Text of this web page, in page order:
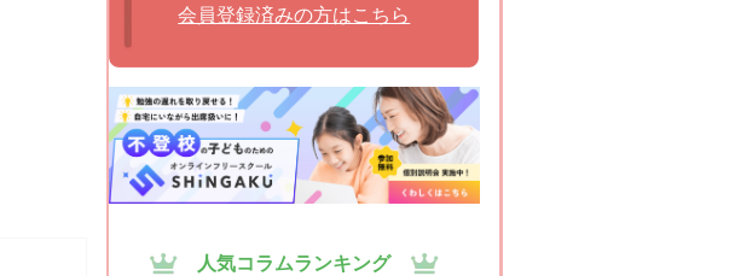
会員登録済みの方はこちら
人気コラムランキング